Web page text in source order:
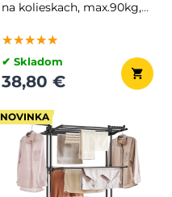
na kolieskach, max.90kg,
★★★★★
★★★★★
★★★★★
✔ Skladom
38,80 €
NOVINKA